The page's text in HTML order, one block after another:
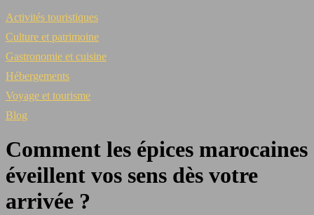
Activités touristiques
Culture et patrimoine
Gastronomie et cuisine
Hébergements
Voyage et tourisme
Blog
Comment les épices marocaines
éveillent vos sens dès votre
arrivée ?